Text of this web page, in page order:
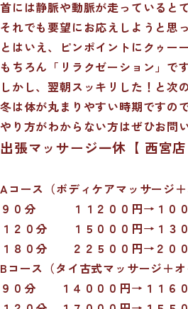
首には静脈や動脈が走っていると
それでも要望にお応えしようと思
とはいえ、ピンポイントにクゥー
もちろん「リラクゼーション」で
しかし、翌朝スッキリした！と次
冬は体が丸まりやすい時期ですの
やり方がわからない方はぜひお問
出張マッサージ一休【 西宮
Aコース（ボディケアマッサージ
９０分 １１２００円→１００
１２０分 １５０００円→１３
１８０分 ２２５００円→２０
Bコース（タイ古式マッサージ＋オ
９０分 １４０００円→１１６